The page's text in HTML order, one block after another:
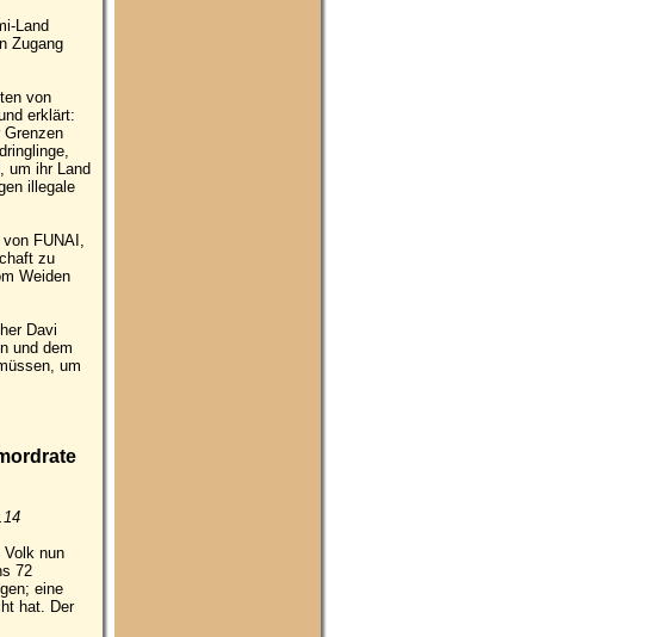
Land
Zugang
von
erklärt:
Grenzen
um ihr Land
illegale
FUNAI,
zu
Weiden
Davi
und dem
um
nun
72
eine
hat. Der